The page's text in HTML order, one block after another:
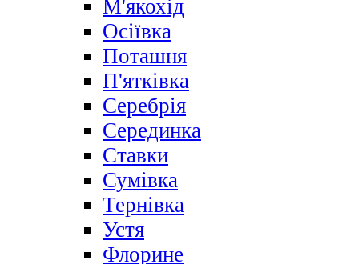
М'якохід
Осіївка
Поташня
П'ятківка
Серебрія
Серединка
Ставки
Сумівка
Тернівка
Устя
Флорине